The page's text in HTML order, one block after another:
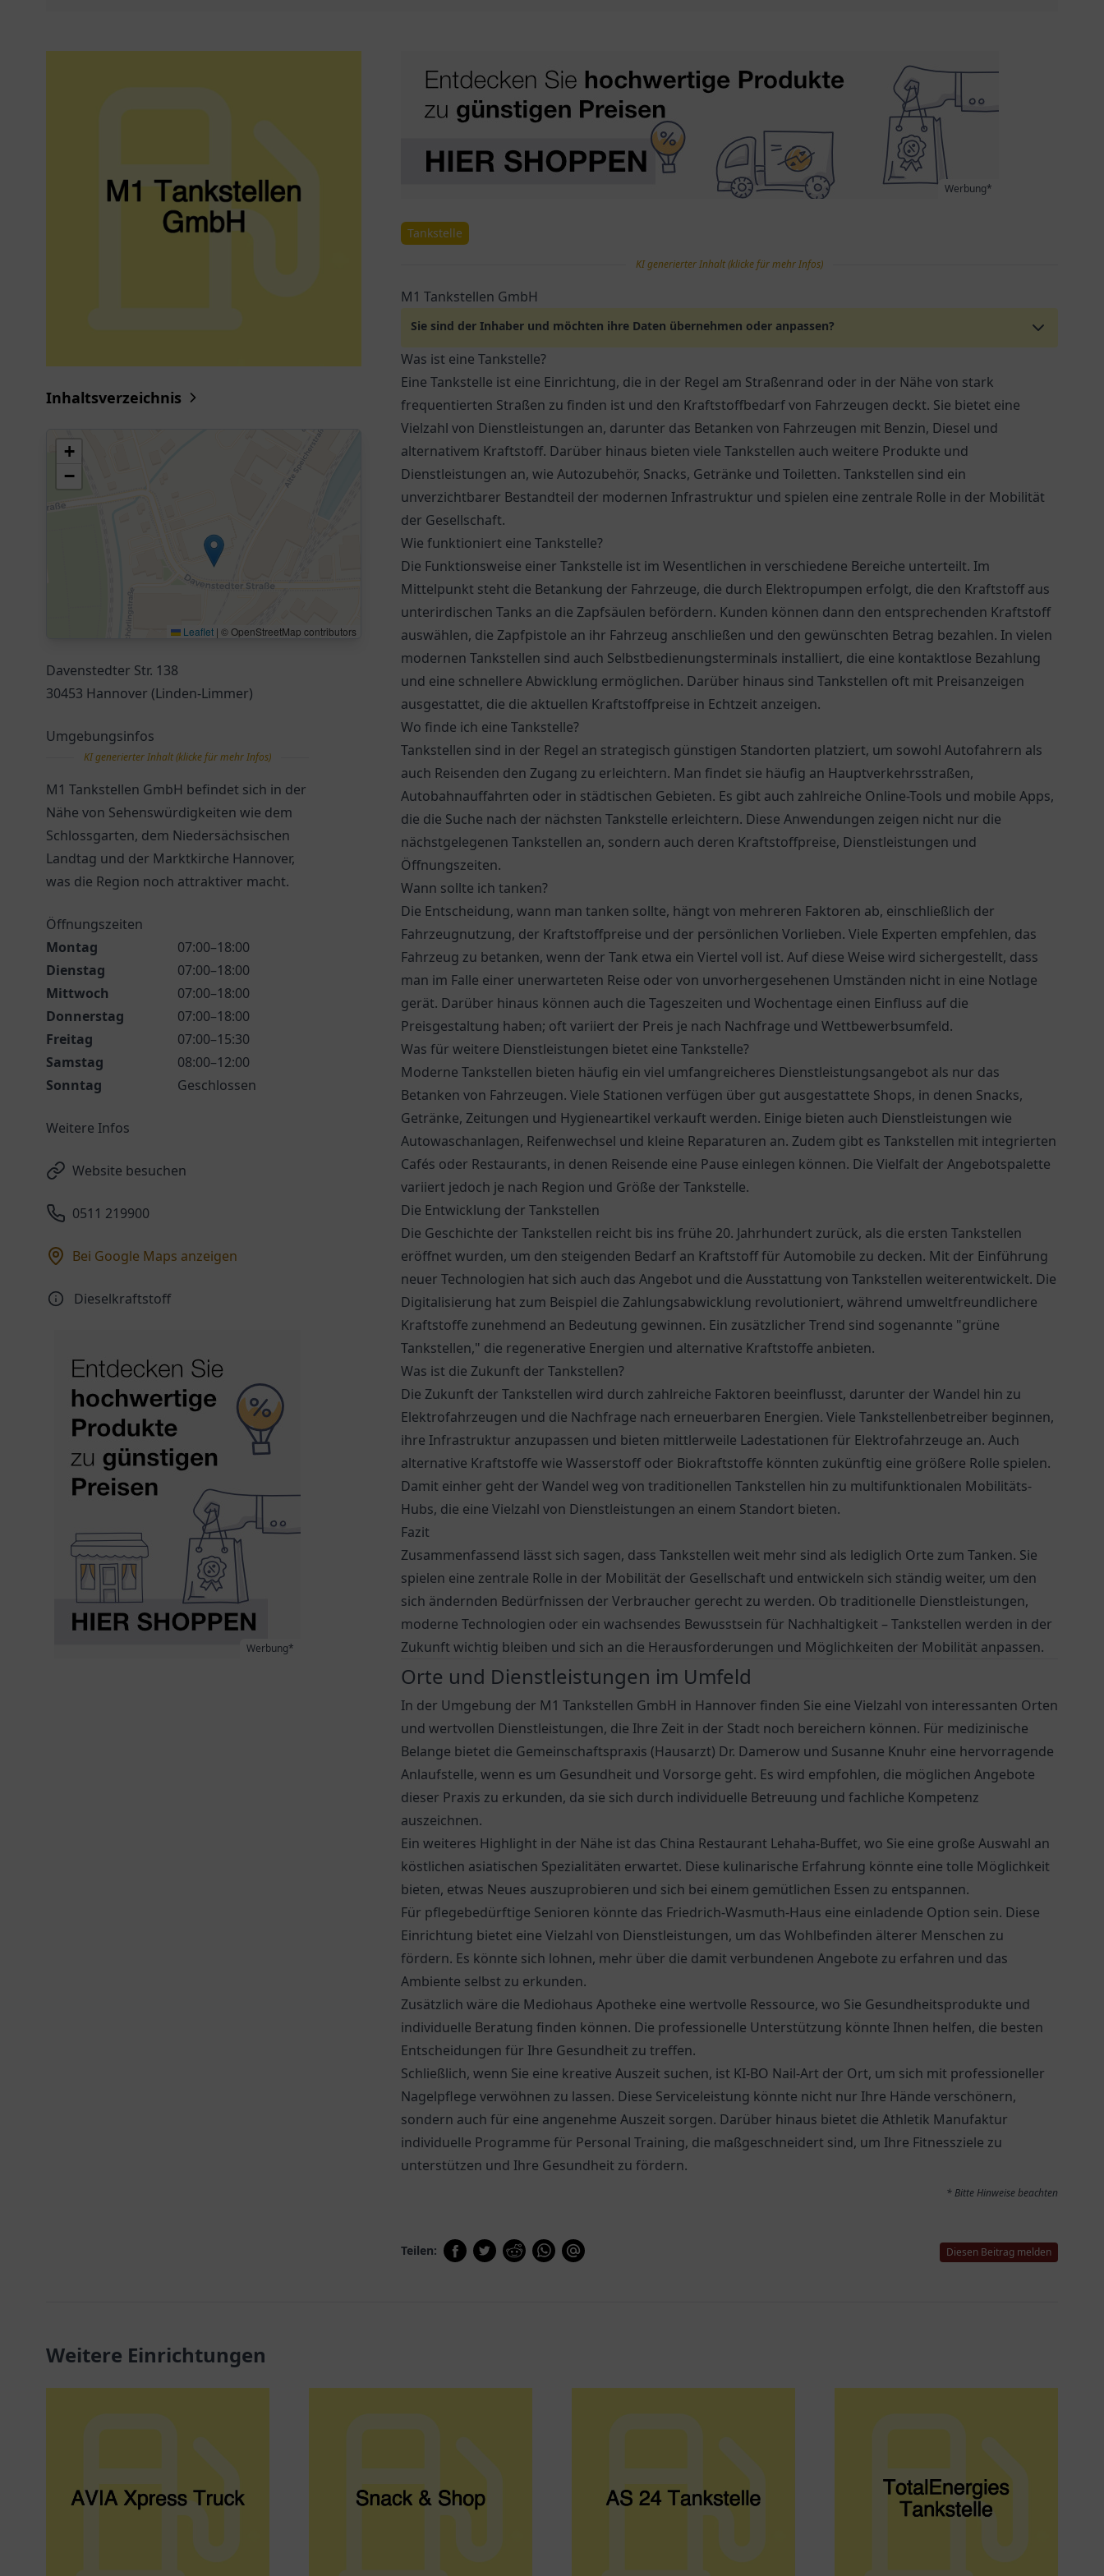
Inhaltsverzeichnis
+
−
Leaflet | © OpenStreetMap contributors
Davenstedter Str. 138
30453 Hannover (Linden-Limmer)
Umgebungsinfos
KI generierter Inhalt (klicke für mehr Infos)
M1 Tankstellen GmbH befindet sich in der
Nähe von Sehenswürdigkeiten wie dem
Schlossgarten, dem Niedersächsischen
Landtag und der Marktkirche Hannover,
was die Region noch attraktiver macht.
Öffnungszeiten
Montag
07:00–18:00
Dienstag
07:00–18:00
Mittwoch
07:00–18:00
Donnerstag
07:00–18:00
Freitag
07:00–15:30
Samstag
08:00–12:00
Sonntag
Geschlossen
Weitere Infos
Website besuchen
0511 219900
Bei Google Maps anzeigen
Dieselkraftstoff
Werbung*
Werbung*
Tankstelle
KI generierter Inhalt (klicke für mehr Infos)
M1 Tankstellen GmbH
Sie sind der Inhaber und möchten ihre Daten übernehmen oder anpassen?
Was ist eine Tankstelle?
Eine Tankstelle ist eine Einrichtung, die in der Regel am Straßenrand oder in der Nähe von stark
frequentierten Straßen zu finden ist und den Kraftstoffbedarf von Fahrzeugen deckt. Sie bietet eine
Vielzahl von Dienstleistungen an, darunter das Betanken von Fahrzeugen mit Benzin, Diesel und
alternativem Kraftstoff. Darüber hinaus bieten viele Tankstellen auch weitere Produkte und
Dienstleistungen an, wie Autozubehör, Snacks, Getränke und Toiletten. Tankstellen sind ein
unverzichtbarer Bestandteil der modernen Infrastruktur und spielen eine zentrale Rolle in der Mobilität
der Gesellschaft.
Wie funktioniert eine Tankstelle?
Die Funktionsweise einer Tankstelle ist im Wesentlichen in verschiedene Bereiche unterteilt. Im
Mittelpunkt steht die Betankung der Fahrzeuge, die durch Elektropumpen erfolgt, die den Kraftstoff aus
unterirdischen Tanks an die Zapfsäulen befördern. Kunden können dann den entsprechenden Kraftstoff
auswählen, die Zapfpistole an ihr Fahrzeug anschließen und den gewünschten Betrag bezahlen. In vielen
modernen Tankstellen sind auch Selbstbedienungsterminals installiert, die eine kontaktlose Bezahlung
und eine schnellere Abwicklung ermöglichen. Darüber hinaus sind Tankstellen oft mit Preisanzeigen
ausgestattet, die die aktuellen Kraftstoffpreise in Echtzeit anzeigen.
Wo finde ich eine Tankstelle?
Tankstellen sind in der Regel an strategisch günstigen Standorten platziert, um sowohl Autofahrern als
auch Reisenden den Zugang zu erleichtern. Man findet sie häufig an Hauptverkehrsstraßen,
Autobahnauffahrten oder in städtischen Gebieten. Es gibt auch zahlreiche Online-Tools und mobile Apps,
die die Suche nach der nächsten Tankstelle erleichtern. Diese Anwendungen zeigen nicht nur die
nächstgelegenen Tankstellen an, sondern auch deren Kraftstoffpreise, Dienstleistungen und
Öffnungszeiten.
Wann sollte ich tanken?
Die Entscheidung, wann man tanken sollte, hängt von mehreren Faktoren ab, einschließlich der
Fahrzeugnutzung, der Kraftstoffpreise und der persönlichen Vorlieben. Viele Experten empfehlen, das
Fahrzeug zu betanken, wenn der Tank etwa ein Viertel voll ist. Auf diese Weise wird sichergestellt, dass
man im Falle einer unerwarteten Reise oder von unvorhergesehenen Umständen nicht in eine Notlage
gerät. Darüber hinaus können auch die Tageszeiten und Wochentage einen Einfluss auf die
Preisgestaltung haben; oft variiert der Preis je nach Nachfrage und Wettbewerbsumfeld.
Was für weitere Dienstleistungen bietet eine Tankstelle?
Moderne Tankstellen bieten häufig ein viel umfangreicheres Dienstleistungsangebot als nur das
Betanken von Fahrzeugen. Viele Stationen verfügen über gut ausgestattete Shops, in denen Snacks,
Getränke, Zeitungen und Hygieneartikel verkauft werden. Einige bieten auch Dienstleistungen wie
Autowaschanlagen, Reifenwechsel und kleine Reparaturen an. Zudem gibt es Tankstellen mit integrierten
Cafés oder Restaurants, in denen Reisende eine Pause einlegen können. Die Vielfalt der Angebotspalette
variiert jedoch je nach Region und Größe der Tankstelle.
Die Entwicklung der Tankstellen
Die Geschichte der Tankstellen reicht bis ins frühe 20. Jahrhundert zurück, als die ersten Tankstellen
eröffnet wurden, um den steigenden Bedarf an Kraftstoff für Automobile zu decken. Mit der Einführung
neuer Technologien hat sich auch das Angebot und die Ausstattung von Tankstellen weiterentwickelt. Die
Digitalisierung hat zum Beispiel die Zahlungsabwicklung revolutioniert, während umweltfreundlichere
Kraftstoffe zunehmend an Bedeutung gewinnen. Ein zusätzlicher Trend sind sogenannte "grüne
Tankstellen," die regenerative Energien und alternative Kraftstoffe anbieten.
Was ist die Zukunft der Tankstellen?
Die Zukunft der Tankstellen wird durch zahlreiche Faktoren beeinflusst, darunter der Wandel hin zu
Elektrofahrzeugen und die Nachfrage nach erneuerbaren Energien. Viele Tankstellenbetreiber beginnen,
ihre Infrastruktur anzupassen und bieten mittlerweile Ladestationen für Elektrofahrzeuge an. Auch
alternative Kraftstoffe wie Wasserstoff oder Biokraftstoffe könnten zukünftig eine größere Rolle spielen.
Damit einher geht der Wandel weg von traditionellen Tankstellen hin zu multifunktionalen Mobilitäts-
Hubs, die eine Vielzahl von Dienstleistungen an einem Standort bieten.
Fazit
Zusammenfassend lässt sich sagen, dass Tankstellen weit mehr sind als lediglich Orte zum Tanken. Sie
spielen eine zentrale Rolle in der Mobilität der Gesellschaft und entwickeln sich ständig weiter, um den
sich ändernden Bedürfnissen der Verbraucher gerecht zu werden. Ob traditionelle Dienstleistungen,
moderne Technologien oder ein wachsendes Bewusstsein für Nachhaltigkeit – Tankstellen werden in der
Zukunft wichtig bleiben und sich an die Herausforderungen und Möglichkeiten der Mobilität anpassen.
Orte und Dienstleistungen im Umfeld
In der Umgebung der M1 Tankstellen GmbH in Hannover finden Sie eine Vielzahl von interessanten Orten
und wertvollen Dienstleistungen, die Ihre Zeit in der Stadt noch bereichern können. Für medizinische
Belange bietet die Gemeinschaftspraxis (Hausarzt) Dr. Damerow und Susanne Knuhr eine hervorragende
Anlaufstelle, wenn es um Gesundheit und Vorsorge geht. Es wird empfohlen, die möglichen Angebote
dieser Praxis zu erkunden, da sie sich durch individuelle Betreuung und fachliche Kompetenz
auszeichnen.
Ein weiteres Highlight in der Nähe ist das China Restaurant Lehaha-Buffet, wo Sie eine große Auswahl an
köstlichen asiatischen Spezialitäten erwartet. Diese kulinarische Erfahrung könnte eine tolle Möglichkeit
bieten, etwas Neues auszuprobieren und sich bei einem gemütlichen Essen zu entspannen.
Für pflegebedürftige Senioren könnte das Friedrich-Wasmuth-Haus eine einladende Option sein. Diese
Einrichtung bietet eine Vielzahl von Dienstleistungen, um das Wohlbefinden älterer Menschen zu
fördern. Es könnte sich lohnen, mehr über die damit verbundenen Angebote zu erfahren und das
Ambiente selbst zu erkunden.
Zusätzlich wäre die Mediohaus Apotheke eine wertvolle Ressource, wo Sie Gesundheitsprodukte und
individuelle Beratung finden können. Die professionelle Unterstützung könnte Ihnen helfen, die besten
Entscheidungen für Ihre Gesundheit zu treffen.
Schließlich, wenn Sie eine kreative Auszeit suchen, ist KI-BO Nail-Art der Ort, um sich mit professioneller
Nagelpflege verwöhnen zu lassen. Diese Serviceleistung könnte nicht nur Ihre Hände verschönern,
sondern auch für eine angenehme Auszeit sorgen. Darüber hinaus bietet die Athletik Manufaktur
individuelle Programme für Personal Training, die maßgeschneidert sind, um Ihre Fitnessziele zu
unterstützen und Ihre Gesundheit zu fördern.
* Bitte Hinweise beachten
Teilen: Diesen Beitrag melden
Weitere Einrichtungen